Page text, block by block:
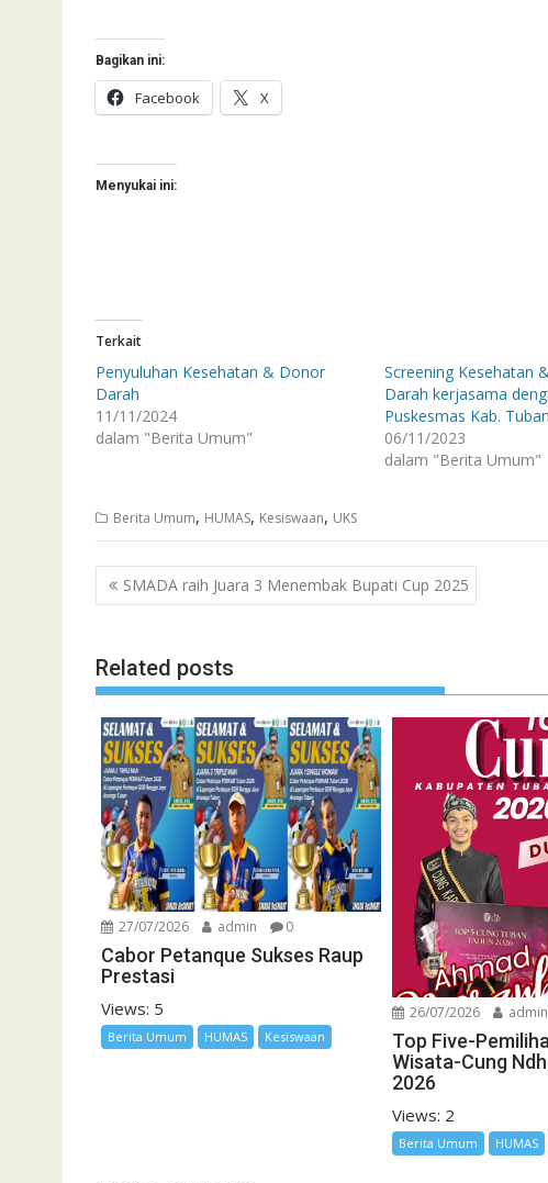
Bagikan ini:
Facebook X
Menyukai ini:
Terkait
Penyuluhan Kesehatan & Donor
Darah
11/11/2024
dalam "Berita Umum"
Screening Kesehatan
Darah kerjasama
Puskesmas Kab. Tuban
06/11/2023
dalam "Berita Umum"
Berita Umum, HUMAS, Kesiswaan, UKS
Navigasi
pos
SMADA raih Juara 3 Menembak Bupati Cup 2025
Related posts
27/07/2026 admin 0
Cabor Petanque Sukses Raup
Prestasi
Views: 5
Berita Umum HUMAS Kesiswaan
26/07/2026 admin
Top Five-
Wisata-Cung
2026
Views: 2
Berita Umum HUMAS